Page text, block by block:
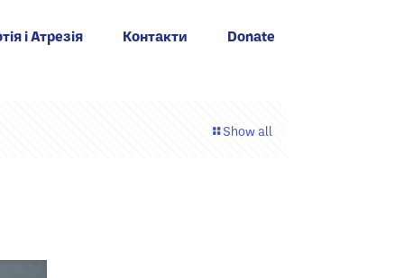
і Атрезія Контакти Donate
Show all